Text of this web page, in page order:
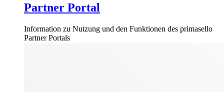
Partner Portal
Information zu Nutzung und den Funktionen des primasello
Partner Portals